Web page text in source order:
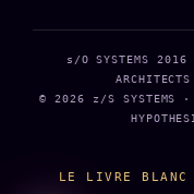
s/O SYSTEMS 2016
© 2026 z/S
LE LIVRE BLANC